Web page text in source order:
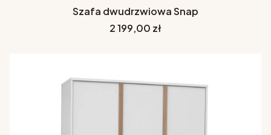
Szafa dwudrzwiowa Snap
Cena
2 199,00 zł